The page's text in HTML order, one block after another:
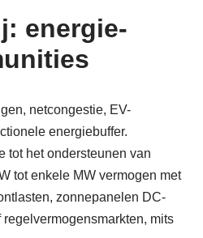
energie-
netcongestie, EV-
energiebuffer.
tot het ondersteunen van
tot enkele MW vermogen met
zonnepanelen DC-
mits